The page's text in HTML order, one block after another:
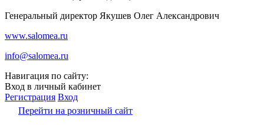
Генеральный директор Якушев Олег Александрович
www.salomea.ru
info@salomea.ru
Навигация по сайту:
Вход в личный кабинет
Регистрация Вход
Перейти на розничный сайт